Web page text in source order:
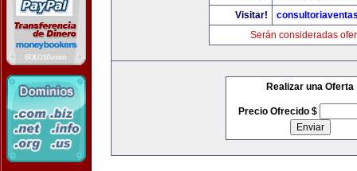
Visitar!
Serán consideradas
Realizar una Oferta
Precio Ofrecido $